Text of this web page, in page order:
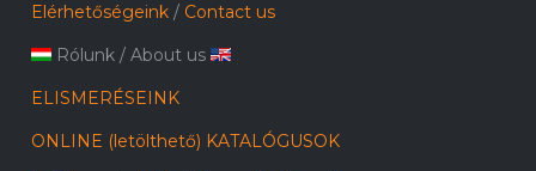
Elérhetőségeink / Contact us
Rólunk /About us
ELISMERÉSEINK
ONLINE (letölthető) KATALÓGUSOK